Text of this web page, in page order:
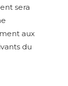
sera
aux
du